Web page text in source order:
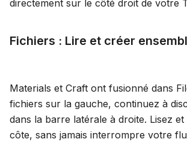
directement sur le côté droit de votre
Fichiers : Lire et créer
Materials et Craft ont fusionné dans
fichiers sur la gauche, continuez à
dans la barre latérale à droite. Lisez
côte, sans jamais interrompre votre